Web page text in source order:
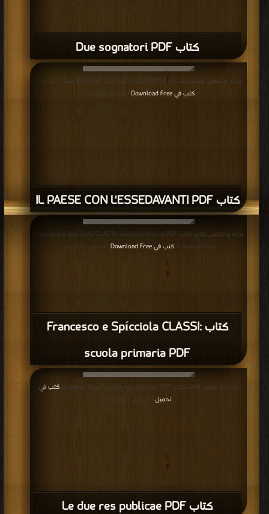
كتاب Due sognatori PDF
كتاب IL PAESE CON L'ESSEDAVANTI PDF
قراءة و تحميل كتاب كتاب IL PAESE CON L'ESSEDAVANTI PDF مجانا | مكتبة >
كتب في Download Free
| التحميل : مرة/مرات
كتاب Francesco e Spícciola CLASSI:
scuola primaria PDF
قراءة و تحميل كتاب كتاب Francesco e Spícciola CLASSI: scuola primaria PDF
مجانا | مكتبة >كتب في Download Free | التحميل : مرة/مرات
كتاب Le due res publicae PDF
قراءة و تحميل كتاب كتاب Le due res publicae PDF مجانا | مكتبة >
كتب في
تحميل
| التحميل : مرة/مرات